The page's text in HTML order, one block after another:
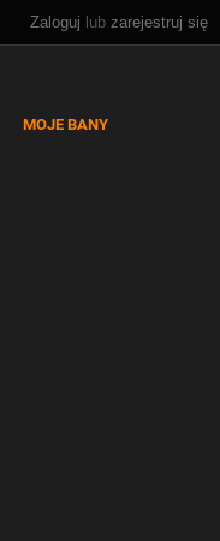
Zaloguj lub zarejestruj się
MOJE BANY